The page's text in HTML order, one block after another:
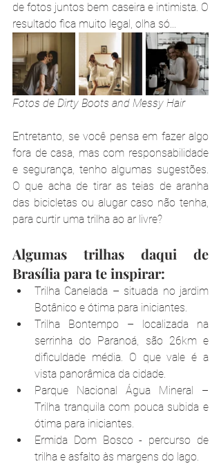
de fotos juntos bem caseira e intimista. O
resultado fica muito legal, olha só...
Fotos de Dirty Boots and Messy Hair
Entretanto, se você pensa em fazer algo
fora de casa, mas com responsabilidade
e segurança, tenho algumas sugestões.
O que acha de tirar as teias de aranha
das bicicletas ou alugar caso não tenha,
para curtir uma trilha ao ar livre?
Algumas trilhas daqui de
Brasília para te inspirar:
Trilha Canelada – situada no jardim
Botânico e ótima para iniciantes.
Trilha Bontempo – localizada na
serrinha do Paranoá, são 26km e
dificuldade média. O que vale é a
vista panorâmica da cidade.
Parque Nacional Água Mineral –
Trilha tranquila com pouca subida e
ótima para iniciantes.
Ermida Dom Bosco - percurso de
trilha e asfalto às margens do lago.